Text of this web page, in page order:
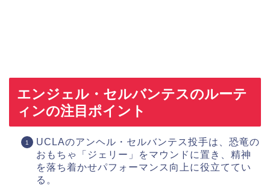
エンジェル・セルバンテスのルーテ
ィンの注目ポイント
UCLAのアンヘル・セルバンテス投手は、恐竜の
おもちゃ「ジェリー」をマウンドに置き、精神
を落ち着かせパフォーマンス向上に役立ててい
る。